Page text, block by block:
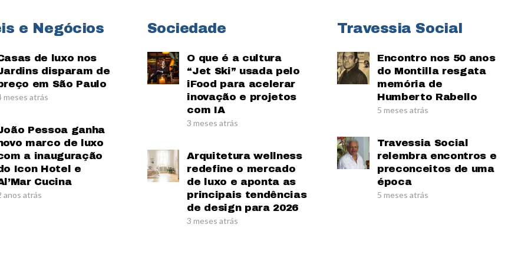
e Negócios
de luxo nos
disparam de
em São Paulo
meses atrás
Pessoa ganha
marco de luxo
a inauguração
Icon Hotel e
Cucina
anos atrás
Sociedade
O que é a cultura
“Jet Ski” usada pelo
iFood para acelerar
inovação e projetos
com IA
3 meses atrás
Arquitetura wellness
redefine o mercado
de luxo e aponta as
principais tendências
de design para 2026
3 meses atrás
Travessia Social
Encontro nos 50 anos
do Montilla resgata
memória de
Humberto Rabello
5 meses atrás
Travessia Social
relembra encontros e
preconceitos de uma
época
5 meses atrás